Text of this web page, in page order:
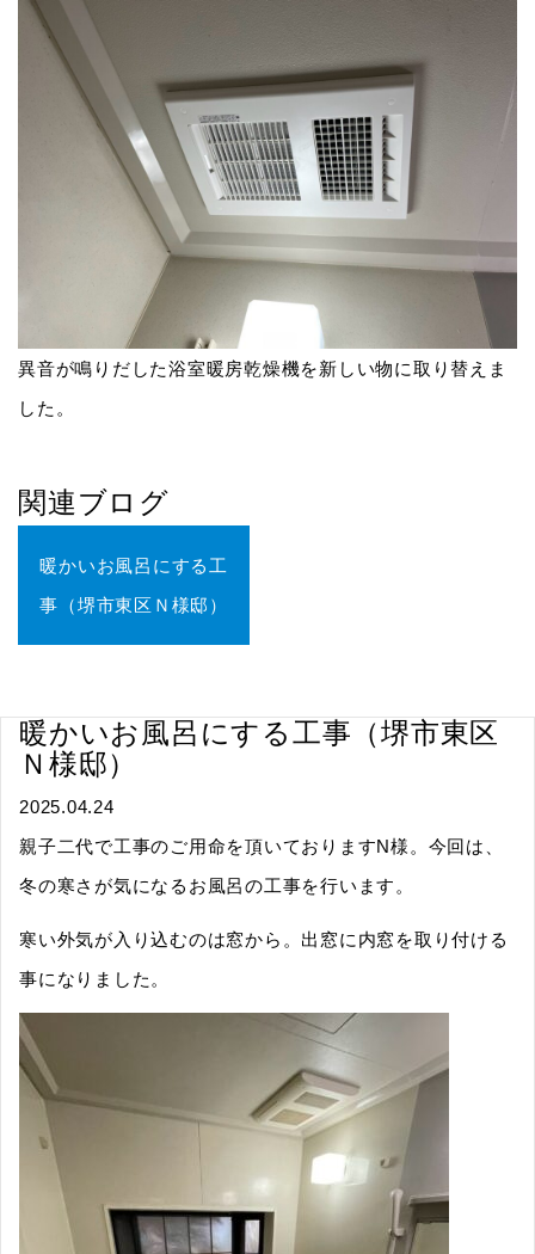
異音が鳴りだした浴室暖房乾燥機を新しい物に取り替えま
した。
関連ブログ
暖かいお風呂にする工
事（堺市東区Ｎ様邸）
暖かいお風呂にする工事（堺市東区
Ｎ様邸）
2025.04.24
親子二代で工事のご用命を頂いておりますN様。今回は、
冬の寒さが気になるお風呂の工事を行います。
寒い外気が入り込むのは窓から。出窓に内窓を取り付ける
事になりました。